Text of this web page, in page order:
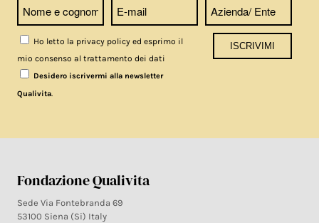
Ho letto la privacy policy ed esprimo il
mio consenso al trattamento dei dati
Desidero iscrivermi alla newsletter
Qualivita.
Fondazione Qualivita
Sede Via Fontebranda 69
53100 Siena (Si) Italy